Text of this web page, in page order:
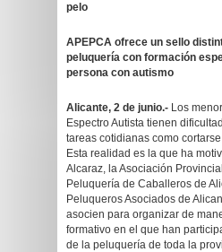
pelo
APEPCA ofrece un sello
peluquería con formación
persona con autismo
Alicante, 2 de junio.- Los
Espectro Autista tienen
tareas cotidianas como
Esta realidad es la que ha
Alcaraz, la Asociación
Peluquería de Caballeros de
Peluqueros Asociados de
asocien para organizar de
formativo en el que han
de la peluquería de toda la